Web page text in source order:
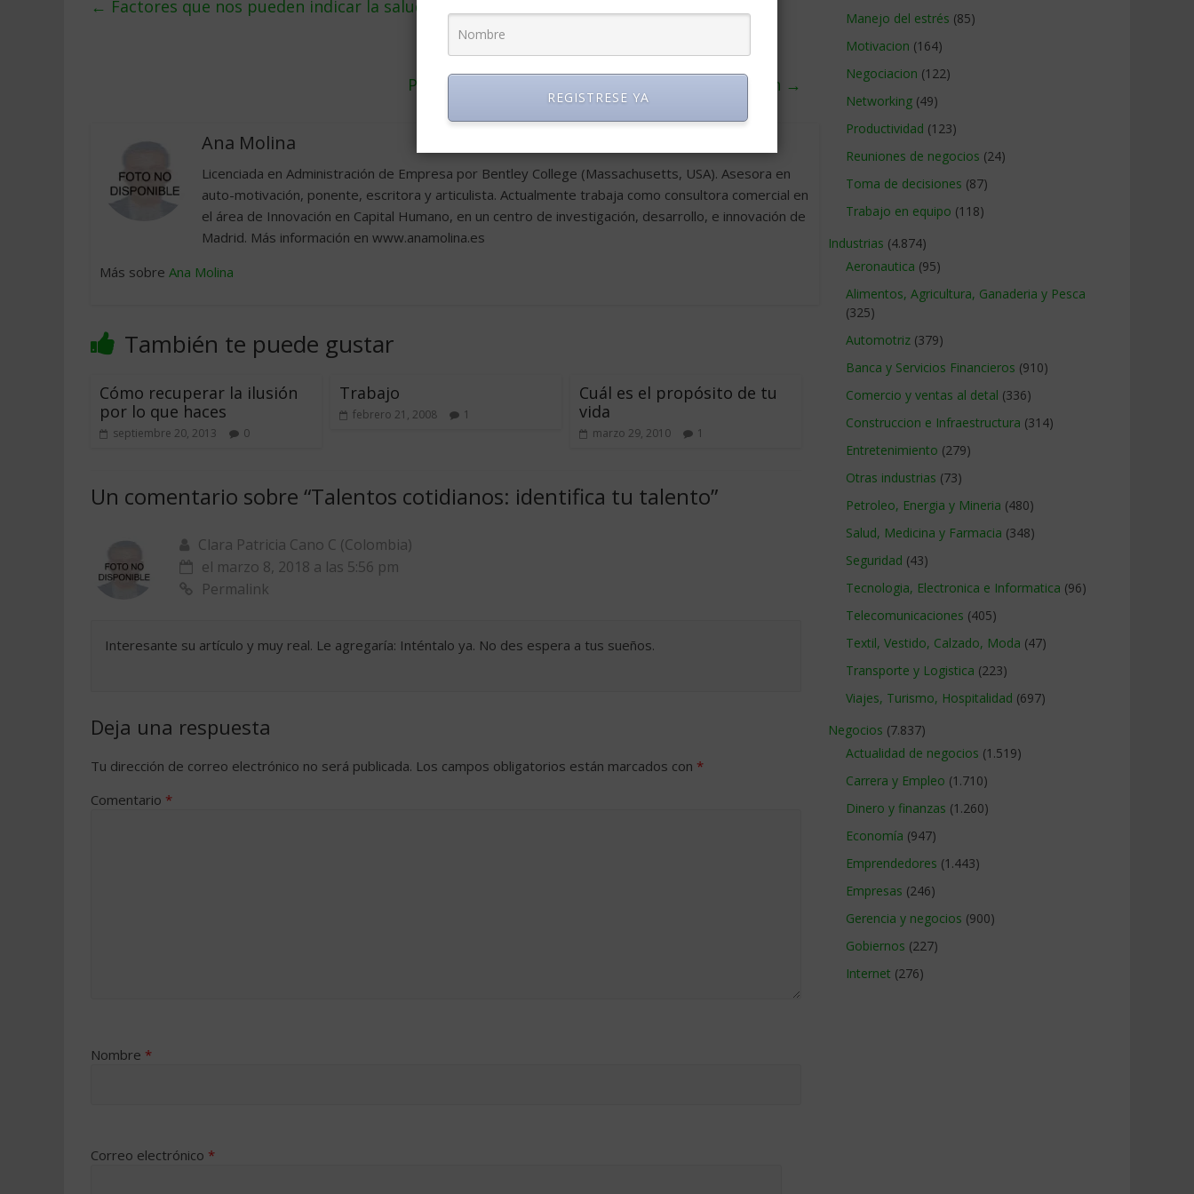
← Factores que nos pueden indicar la salud de una empresa
Paz en la tormenta – una lectura para estar bien →
Ana Molina
Licenciada en Administración de Empresa por Bentley College (Massachusetts, USA). Asesora en
auto-motivación, ponente, escritora y articulista. Actualmente trabaja como consultora comercial en
el área de Innovación en Capital Humano, en un centro de investigación, desarrollo, e innovación de
Madrid. Más información en www.anamolina.es
Más sobre Ana Molina
También te puede gustar
Cómo recuperar la ilusión
por lo que haces
septiembre 20, 2013 0
Trabajo
febrero 21, 2008 1
Cuál es el propósito de tu
vida
marzo 29, 2010 1
Un comentario sobre “Talentos cotidianos: identifica tu talento”
Clara Patricia Cano C (Colombia)
el marzo 8, 2018 a las 5:56 pm
Permalink
Interesante su artículo y muy real. Le agregaría: Inténtalo ya. No des espera a tus sueños.
Deja una respuesta
Tu dirección de correo electrónico no será publicada. Los campos obligatorios están marcados con *
Comentario *
Nombre *
Correo electrónico *
Manejo del estrés (85)
Motivacion (164)
Negociacion (122)
Networking (49)
Productividad (123)
Reuniones de negocios (24)
Toma de decisiones (87)
Trabajo en equipo (118)
Industrias (4.874)
Aeronautica (95)
Alimentos, Agricultura, Ganaderia y Pesca
(325)
Automotriz (379)
Banca y Servicios Financieros (910)
Comercio y ventas al detal (336)
Construccion e Infraestructura (314)
Entretenimiento (279)
Otras industrias (73)
Petroleo, Energia y Mineria (480)
Salud, Medicina y Farmacia (348)
Seguridad (43)
Tecnologia, Electronica e Informatica (96)
Telecomunicaciones (405)
Textil, Vestido, Calzado, Moda (47)
Transporte y Logistica (223)
Viajes, Turismo, Hospitalidad (697)
Negocios (7.837)
Actualidad de negocios (1.519)
Carrera y Empleo (1.710)
Dinero y finanzas (1.260)
Economía (947)
Emprendedores (1.443)
Empresas (246)
Gerencia y negocios (900)
Gobiernos (227)
Internet (276)
REGISTRESE YA